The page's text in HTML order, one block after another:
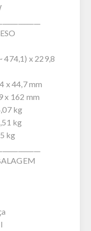
474,1) x 229,8
x 44,7 mm
x 162 mm
kg
kg
kg